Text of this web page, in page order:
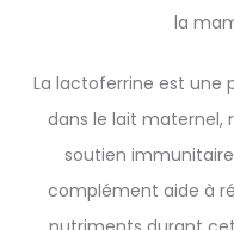
la
La lactoferrine est une
dans le lait maternel,
soutien
complément aide à